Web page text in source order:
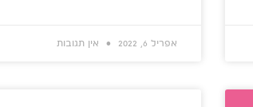
אפריל 6, 2022 אין תגובות